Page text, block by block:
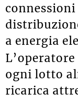
a energia
ogni lotto
ricarica